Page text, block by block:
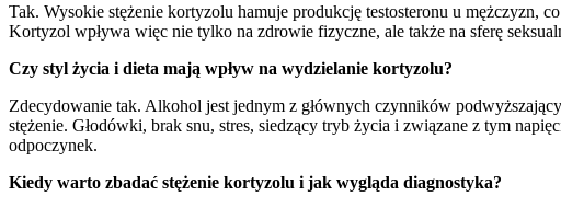
Tak. Wysokie stężenie kortyzolu hamuje produkcję testosteronu u mężczyzn,
Kortyzol wpływa więc nie tylko na zdrowie fizyczne, ale także na sferę
Czy styl życia i dieta mają wpływ na wydzielanie kortyzolu?
Zdecydowanie tak. Alkohol jest jednym z głównych czynników
stężenie. Głodówki, brak snu, stres, siedzący tryb życia i związane z tym
odpoczynek.
Kiedy warto zbadać stężenie kortyzolu i jak wygląda diagnostyka?